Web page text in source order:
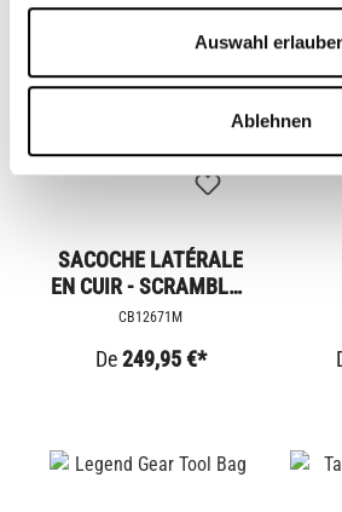
Auswahl
Ablehnen
SACOCHE LATÉRALE
EN CUIR - SCRAMBLER
1200
CB12671M
De249,95 €*